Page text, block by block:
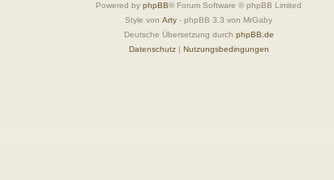
Powered by phpBB® Forum Software © phpBB Limited
Style von Arty - phpBB 3.3 von MrGaby
Deutsche Übersetzung durch phpBB.de
Datenschutz| Nutzungsbedingungen